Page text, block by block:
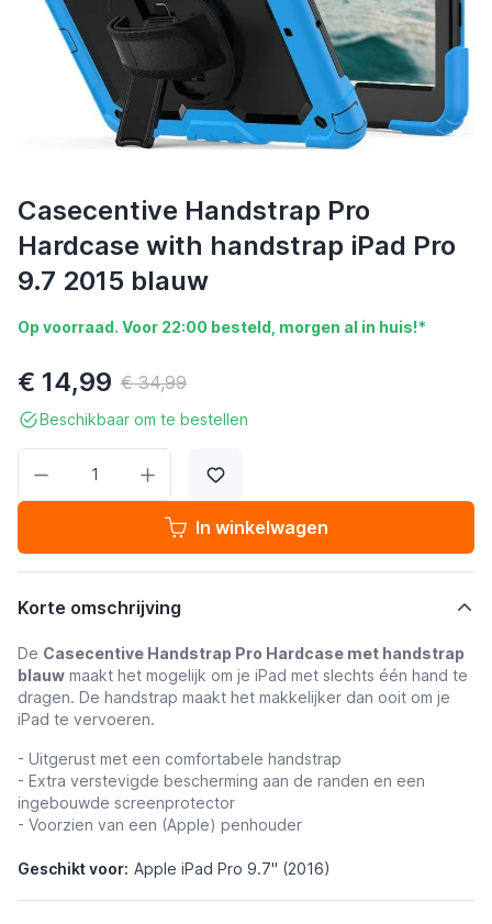
Casecentive Handstrap Pro
Hardcase with handstrap iPad Pro
9.7 2015 blauw
Op voorraad. Voor 22:00 besteld, morgen al in huis!*
€ 14,99 € 34,99
Beschikbaar om te bestellen
In winkelwagen
Korte omschrijving
De Casecentive Handstrap Pro Hardcase met handstrap
blauw maakt het mogelijk om je iPad met slechts één hand te
dragen. De handstrap maakt het makkelijker dan ooit om je
iPad te vervoeren.
- Uitgerust met een comfortabele handstrap
- Extra verstevigde bescherming aan de randen en een
ingebouwde screenprotector
- Voorzien van een (Apple) penhouder
Geschikt voor: Apple iPad Pro 9.7" (2016)